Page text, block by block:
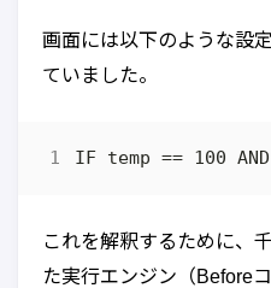
画面には以下のような設
ていました。
これを解釈するために、
た実行エンジン（Before